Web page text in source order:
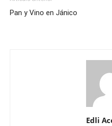
Pan y Vino en Jánico
Edli